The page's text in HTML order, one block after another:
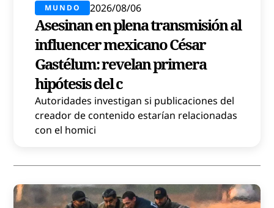
MUNDO 2026/08/06
Asesinan en plena transmisión al
influencer mexicano César
Gastélum: revelan primera
hipótesis del c
Autoridades investigan si publicaciones del
creador de contenido estarían relacionadas
con el homici